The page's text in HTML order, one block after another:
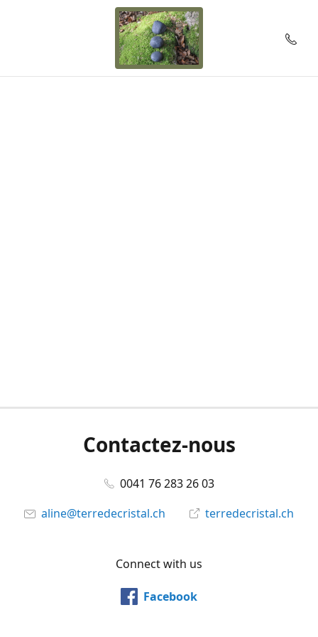
Contactez-nous
0041 76 283 26 03
aline@terredecristal.ch
terredecristal.ch
Connect with us
Facebook